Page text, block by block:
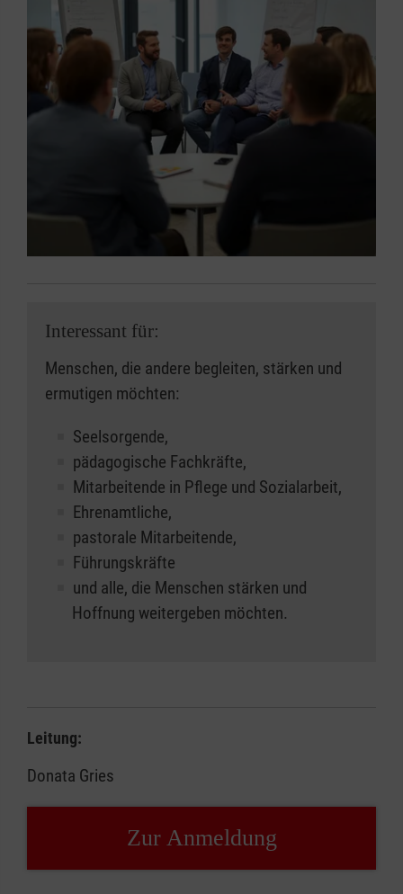
Interessant für:
Menschen, die andere begleiten, stärken und
ermutigen möchten:
Seelsorgende,
pädagogische Fachkräfte,
Mitarbeitende in Pflege und Sozialarbeit,
Ehrenamtliche,
pastorale Mitarbeitende,
Führungskräfte
und alle, die Menschen stärken und
Hoffnung weitergeben möchten.
Leitung:
Donata Gries
Zur Anmeldung